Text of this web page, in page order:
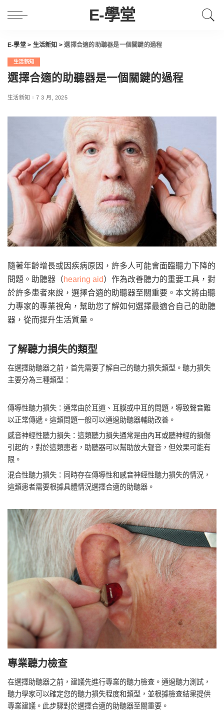
E-學堂
E-學堂> 生活新知 >選擇合適的助聽器是一個關鍵的過程
生活新知
選擇合適的助聽器是一個關鍵的過程
生活新知 7 3 月, 2025
隨著年齡增長或因疾病原因，許多人可能會面臨聽力下降的
問題。助聽器（hearing aid）作為改善聽力的重要工具，對
於許多患者來說，選擇合適的助聽器至關重要。本文將由聽
力專家的專業視角，幫助您了解如何選擇最適合自己的助聽
器，從而提升生活質量。
了解聽力損失的類型
在選擇助聽器之前，首先需要了解自己的聽力損失類型。聽力損失
主要分為三種類型：
傳導性聽力損失：通常由於耳道、耳膜或中耳的問題，導致聲音難
以正常傳遞。這類問題一般可以通過助聽器輔助改善。
感音神經性聽力損失：這類聽力損失通常是由內耳或聽神經的損傷
引起的，對於這類患者，助聽器可以幫助放大聲音，但效果可能有
限。
混合性聽力損失：同時存在傳導性和感音神經性聽力損失的情況，
這類患者需要根據具體情況選擇合適的助聽器。
專業聽力檢查
在選擇助聽器之前，建議先進行專業的聽力檢查。通過聽力測試，
聽力學家可以確定您的聽力損失程度和類型，並根據檢查結果提供
專業建議。此步驟對於選擇合適的助聽器至關重要。